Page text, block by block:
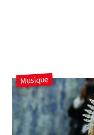
Musique